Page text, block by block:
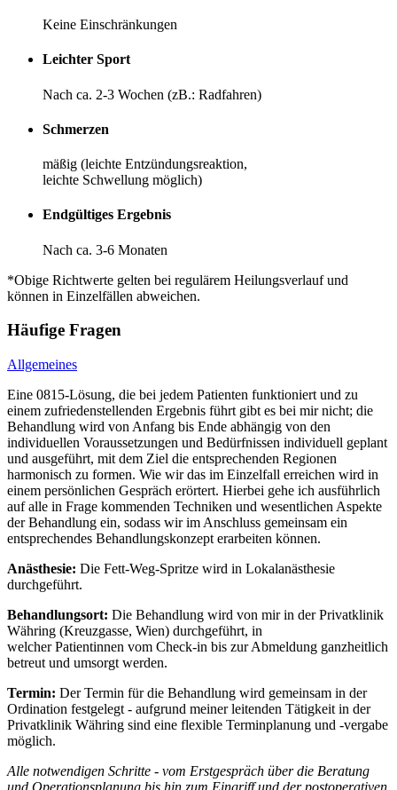
Keine Einschränkungen
Leichter Sport
Nach ca. 2-3 Wochen (zB.: Radfahren)
Schmerzen
mäßig (leichte Entzündungsreaktion,
leichte Schwellung möglich)
Endgültiges Ergebnis
Nach ca. 3-6 Monaten
*Obige Richtwerte gelten bei regulärem Heilungsverlauf und
können in Einzelfällen abweichen.
Häufige Fragen
Allgemeines
Eine 0815-Lösung, die bei jedem Patienten funktioniert und zu
einem zufriedenstellenden Ergebnis führt gibt es bei mir nicht; die
Behandlung wird von Anfang bis Ende abhängig von den
individuellen Voraussetzungen und Bedürfnissen individuell geplant
und ausgeführt, mit dem Ziel die entsprechenden Regionen
harmonisch zu formen. Wie wir das im Einzelfall erreichen wird in
einem persönlichen Gespräch erörtert. Hierbei gehe ich ausführlich
auf alle in Frage kommenden Techniken und wesentlichen Aspekte
der Behandlung ein, sodass wir im Anschluss gemeinsam ein
entsprechendes Behandlungskonzept erarbeiten können.
Anästhesie: Die Fett-Weg-Spritze wird in Lokalanästhesie
durchgeführt.
Behandlungsort: Die Behandlung wird von mir in der Privatklinik
Währing (Kreuzgasse, Wien) durchgeführt, in
welcher Patientinnen vom Check-in bis zur Abmeldung ganzheitlich
betreut und umsorgt werden.
Termin: Der Termin für die Behandlung wird gemeinsam in der
Ordination festgelegt - aufgrund meiner leitenden Tätigkeit in der
Privatklinik Währing sind eine flexible Terminplanung und -vergabe
möglich.
Alle notwendigen Schritte - vom Erstgespräch über die Beratung
und Operationsplanung bis hin zum Eingriff und der postoperativen